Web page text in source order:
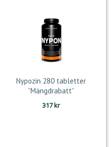
Nypozin 280 tabletter
”Mängdrabatt”
317kr